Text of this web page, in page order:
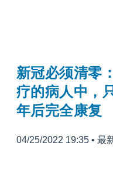
新冠必须清零
疗的病人中，
年后完全康复
04/25/2022 19:35 • 最